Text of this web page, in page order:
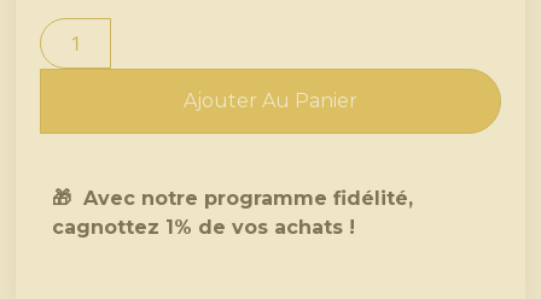
Ajouter Au Panier
🎁 Avec notre programme fidélité,
cagnottez 1% de vos achats !